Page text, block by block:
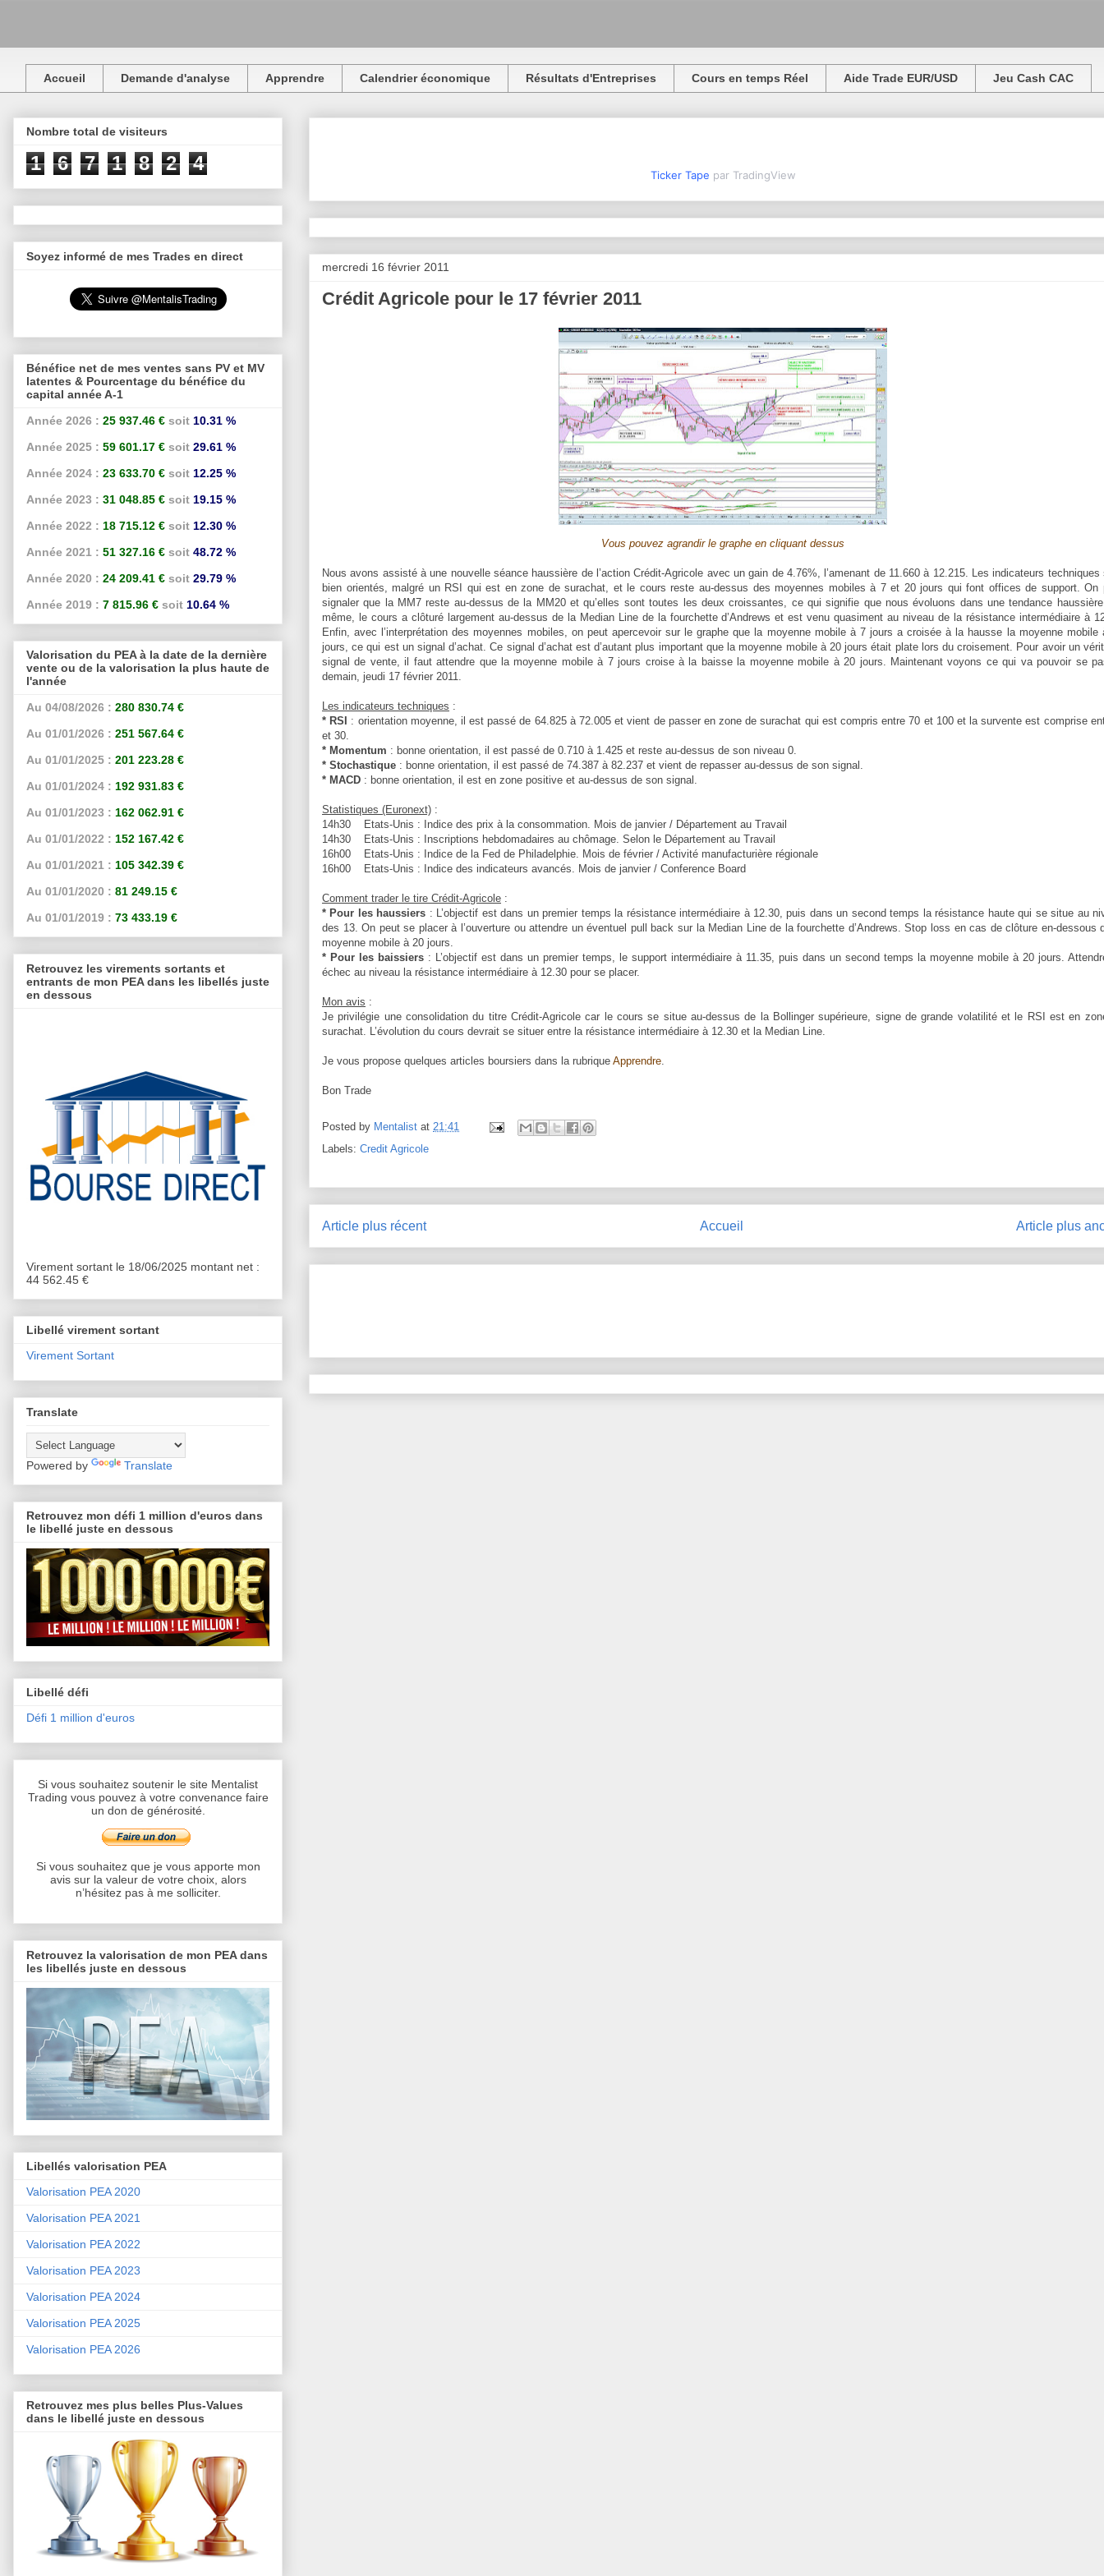
Accueil Demande d'analyse Apprendre Calendrier économique Résultats d'Entreprises Cours en temps Réel Aide Trade EUR/USD Jeu Cash CAC
Ticker Tape par TradingView
mercredi 16 février 2011
Crédit Agricole pour le 17 février 2011
Vous pouvez agrandir le graphe en cliquant dessus
Nous avons assisté à une nouvelle séance haussière de l’action Crédit-Agricole avec un gain de 4.76%, l’amenant de 11.660 à 12.215. Les indicateurs techniques
bien orientés, malgré un RSI qui est en zone de surachat, et le cours reste au-dessus des moyennes mobiles à 7 et 20 jours qui font offices de support. On
signaler que la MM7 reste au-dessus de la MM20 et qu’elles sont toutes les deux croissantes, ce qui signifie que nous évoluons dans une tendance
même, le cours a clôturé largement au-dessus de la Median Line de la fourchette d’Andrews et est venu quasiment au niveau de la résistance intermédiaire à
Enfin, avec l’interprétation des moyennes mobiles, on peut apercevoir sur le graphe que la moyenne mobile à 7 jours a croisée à la hausse la moyenne mobile
jours, ce qui est un signal d’achat. Ce signal d’achat est d’autant plus important que la moyenne mobile à 20 jours était plate lors du croisement. Pour avoir un
signal de vente, il faut attendre que la moyenne mobile à 7 jours croise à la baisse la moyenne mobile à 20 jours. Maintenant voyons ce qui va pouvoir se
demain, jeudi 17 février 2011.
Les indicateurs techniques :
* RSI
: orientation moyenne, il est passé de 64.825 à 72.005 et vient de passer en zone de surachat qui est compris entre 70 et 100 et la survente est comprise
et 30.
* Momentum : bonne orientation, il est passé de 0.710 à 1.425 et reste au-dessus de son niveau 0.
* Stochastique : bonne orientation, il est passé de 74.387 à 82.237 et vient de repasser au-dessus de son signal.
* MACD : bonne orientation, il est en zone positive et au-dessus de son signal.
Statistiques (Euronext) :
14h30 Etats-Unis : Indice des prix à la consommation. Mois de janvier / Département au Travail
14h30 Etats-Unis : Inscriptions hebdomadaires au chômage. Selon le Département au Travail
16h00 Etats-Unis : Indice de la Fed de Philadelphie. Mois de février / Activité manufacturière régionale
16h00 Etats-Unis : Indice des indicateurs avancés. Mois de janvier / Conference Board
Comment trader le tire Crédit-Agricole :
* Pour les haussiers : L’objectif est dans un premier temps la résistance intermédiaire à 12.30, puis dans un second temps la résistance haute qui se situe au
des 13. On peut se placer à l’ouverture ou attendre un éventuel pull back sur la Median Line de la fourchette d’Andrews. Stop loss en cas de clôture en-dessous
moyenne mobile à 20 jours.
* Pour les baissiers : L’objectif est dans un premier temps, le support intermédiaire à 11.35, puis dans un second temps la moyenne mobile à 20 jours.
échec au niveau la résistance intermédiaire à 12.30 pour se placer.
Mon avis :
Je privilégie une consolidation du titre Crédit-Agricole car le cours se situe au-dessus de la Bollinger supérieure, signe de grande volatilité et le RSI est en
surachat. L’évolution du cours devrait se situer entre la résistance intermédiaire à 12.30 et la Median Line.
Je vous propose quelques articles boursiers dans la rubrique Apprendre
Bon Trade
Posted by Mentalist at 21:41
Labels: Credit Agricole
Article plus récent Article plus
Accueil
Nombre total de visiteurs
1 6 7 1 8 2 4
Soyez informé de mes Trades en direct
Bénéfice net de mes ventes sans PV et MV
latentes & Pourcentage du bénéfice du
capital année A-1
Année 2026 : 25 937.46 € soit 10.31 %
Année 2025 : 59 601.17 € soit 29.61 %
Année 2024 : 23 633.70 € soit 12.25 %
Année 2023 : 31 048.85 € soit 19.15 %
Année 2022 : 18 715.12 € soit 12.30 %
Année 2021 : 51 327.16 € soit 48.72 %
Année 2020 : 24 209.41 € soit 29.79 %
Année 2019 : 7 815.96 € soit 10.64 %
Valorisation du PEA à la date de la dernière
vente ou de la valorisation la plus haute de
l'année
Au 04/08/2026 : 280 830.74 €
Au 01/01/2026 : 251 567.64 €
Au 01/01/2025 : 201 223.28 €
Au 01/01/2024 : 192 931.83 €
Au 01/01/2023 : 162 062.91 €
Au 01/01/2022 : 152 167.42 €
Au 01/01/2021 : 105 342.39 €
Au 01/01/2020 : 81 249.15 €
Au 01/01/2019 : 73 433.19 €
Retrouvez les virements sortants et
entrants de mon PEA dans les libellés juste
en dessous
Virement sortant le 18/06/2025 montant net :
44 562.45 €
Libellé virement sortant
Virement Sortant
Translate
Powered by Translate
Retrouvez mon défi 1 million d'euros dans
le libellé juste en dessous
Libellé défi
Défi 1 million d'euros
Si vous souhaitez soutenir le site Mentalist
Trading vous pouvez à votre convenance faire
un don de générosité.
Si vous souhaitez que je vous apporte mon
avis sur la valeur de votre choix, alors
n’hésitez pas à me solliciter.
Retrouvez la valorisation de mon PEA dans
les libellés juste en dessous
Libellés valorisation PEA
Valorisation PEA 2020
Valorisation PEA 2021
Valorisation PEA 2022
Valorisation PEA 2023
Valorisation PEA 2024
Valorisation PEA 2025
Valorisation PEA 2026
Retrouvez mes plus belles Plus-Values
dans le libellé juste en dessous